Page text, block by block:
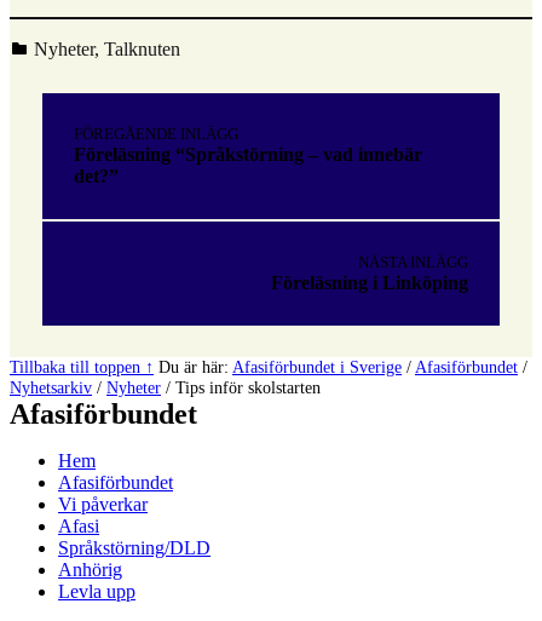
Kategoriserad i:
Nyheter, Talknuten
tillbaka
huvudnavigeringen
FÖREGÅENDE INLÄGG
Föreläsning “Språkstörning – vad innebär
det?”
NÄSTA INLÄGG
Föreläsning i Linköping
Tillbaka till toppen ↑ Du är här: Afasiförbundet i Sverige /Afasiförbundet /
Nyhetsarkiv / Nyheter / Tips inför skolstarten
Afasiförbundet
Hem
Afasiförbundet
Vi påverkar
Afasi
Språkstörning/DLD
Anhörig
Levla upp